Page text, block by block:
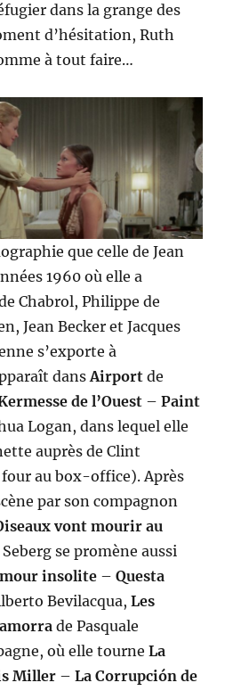
dans la grange des
d’hésitation, Ruth
à tout faire…
que celle de Jean
1960 où elle a
Chabrol, Philippe de
Jean Becker et Jacques
s’exporte à
dansAirport de
de l’Ouest – Paint
Logan, dans lequel elle
auprès de Clint
au box-office). Après
par son compagnon
vont mourir au
Seberg se promène aussi
insolite – Questa
Bevilacqua,Les
de Pasquale
où elle tourneLa
Miller – La Corrupción de